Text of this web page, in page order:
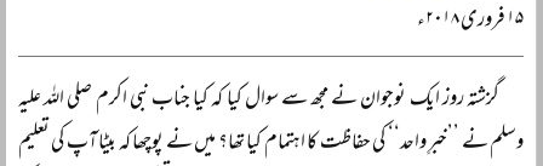
۱۵ فروری ۲۰۱۸ء
گزشتہ روز ایک نوجوان نے مجھ سے سوال کیا کہ کیا جناب نبی اکرم صلی اللہ علیہ
وسلم نے ’’خبرِ واحد‘‘ کی حفاظت کا اہتمام کیا تھا؟ میں نے پوچھا کہ بیٹا آپ کی تعلیم